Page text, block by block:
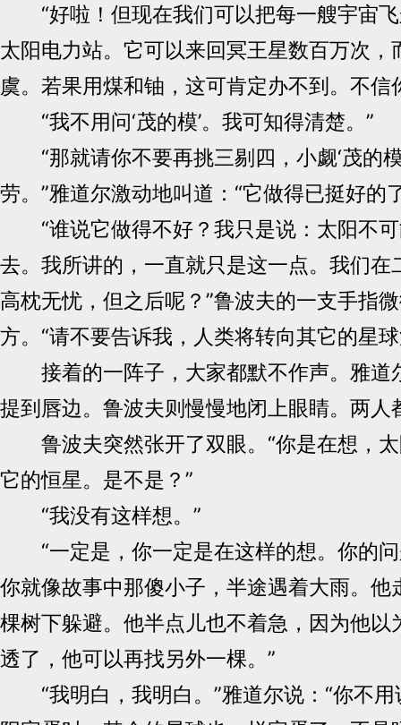
“好啦！但现在我们可以把每一艘宇宙飞
太阳电力站。它可以来回冥王星数百万次，
虞。若果用煤和铀，这可肯定办不到。不信
“我不用问‘茂的模’。我可知得清楚。”
“那就请你不要再挑三剔四，小觑‘茂的模
劳。”雅道尔激动地叫道：“它做得已挺好的
“谁说它做得不好？我只是说：太阳不可
去。我所讲的，一直就只是这一点。我们在
高枕无忧，但之后呢？”鲁波夫的一支手指
方。“请不要告诉我，人类将转向其它的星
接着的一阵子，大家都默不作声。雅道
提到唇边。鲁波夫则慢慢地闭上眼睛。两人
鲁波夫突然张开了双眼。“你是在想，太
它的恒星。是不是？”
“我没有这样想。”
“一定是，你一定是在这样的想。你的问
你就像故事中那傻小子，半途遇着大雨。他
棵树下躲避。他半点儿也不着急，因为他以
透了，他可以再找另外一棵。”
“我明白，我明白。”雅道尔说：“你不用